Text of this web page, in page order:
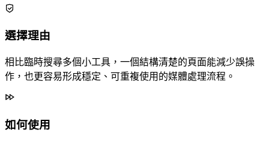
選擇理由
相比臨時搜尋多個小工具，一個結構清楚的頁面能減少誤操
作，也更容易形成穩定、可重複使用的媒體處理流程。
如何使用